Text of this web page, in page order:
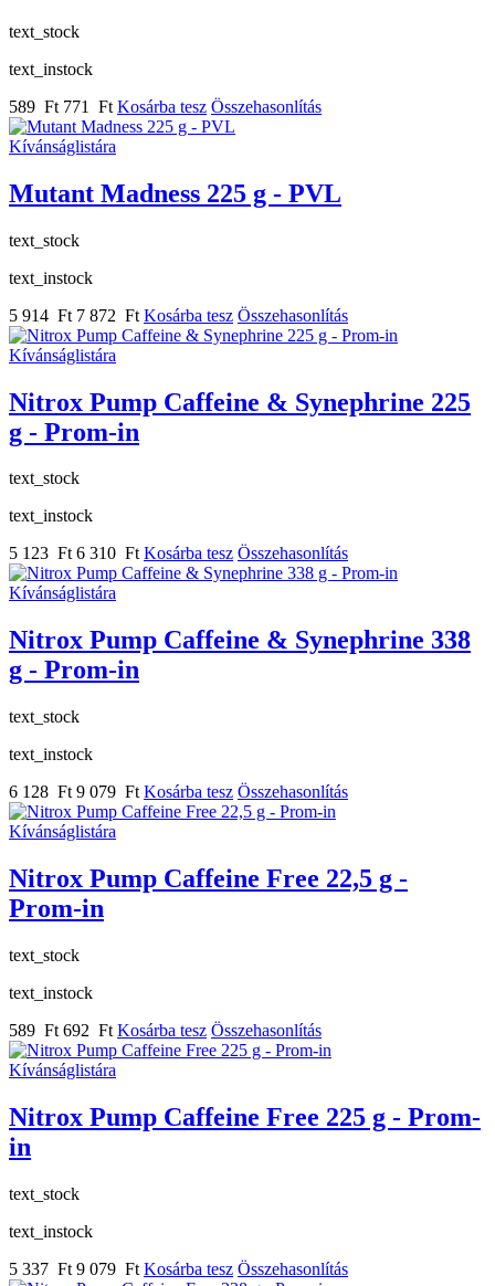
text_stock
text_instock
589 Ft 771 Ft Kosárba tesz Összehasonlítás
Kívánságlistára
Mutant Madness 225 g - PVL
text_stock
text_instock
5 914 Ft 7 872 Ft Kosárba tesz Összehasonlítás
Kívánságlistára
Nitrox Pump Caffeine & Synephrine 225
g - Prom-in
text_stock
text_instock
5 123 Ft 6 310 Ft Kosárba tesz Összehasonlítás
Kívánságlistára
Nitrox Pump Caffeine & Synephrine 338
g - Prom-in
text_stock
text_instock
6 128 Ft 9 079 Ft Kosárba tesz Összehasonlítás
Kívánságlistára
Nitrox Pump Caffeine Free 22,5 g -
Prom-in
text_stock
text_instock
589 Ft 692 Ft Kosárba tesz Összehasonlítás
Kívánságlistára
Nitrox Pump Caffeine Free 225 g - Prom-
in
text_stock
text_instock
5 337 Ft 9 079 Ft Kosárba tesz Összehasonlítás